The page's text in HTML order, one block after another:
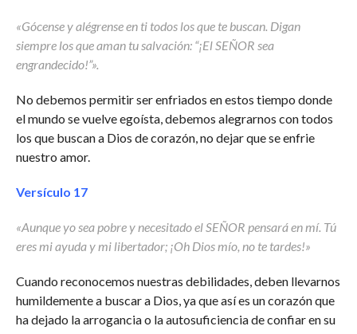
«Gócense y alégrense en ti todos los que te buscan. Digan
siempre los que aman tu salvación: “¡El SEÑOR sea
engrandecido!”».
No debemos permitir ser enfriados en estos tiempo donde
el mundo se vuelve egoísta, debemos alegrarnos con todos
los que buscan a Dios de corazón, no dejar que se enfrie
nuestro amor.
Versículo 17
«Aunque yo sea pobre y necesitado el SEÑOR pensará en mí. Tú
eres mi ayuda y mi libertador; ¡Oh Dios mío, no te tardes!»
Cuando reconocemos nuestras debilidades, deben llevarnos
humildemente a buscar a Dios, ya que así es un corazón que
ha dejado la arrogancia o la autosuficiencia de confiar en su